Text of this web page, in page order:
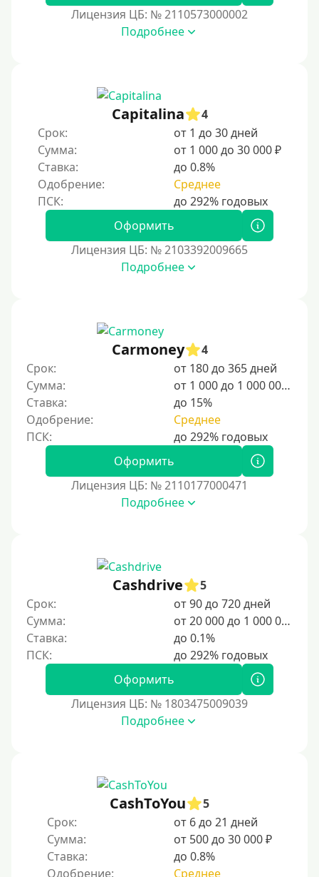
Без упоминания текущего места трудоустройства
Для иностранных граждан
Для иностранных граждан, проживающих в
Для граждан Кыргызстана, проживающих за
рубежом
Для граждан Таджикистана, проживающих за
рубежом
Для граждан Беларуси, прибывающих из-за рубежа
Для иностранных граждан, находящихся в Армении,
важно ознакомиться с местными правилами
пребывания, включая визовые требования, условия
регистрации и возможности трудоустройства. В
Для граждан Узбекистана, проживающих за рубежом
Сумма (рублей)
100 руб
200 руб
300 руб
2500 руб
3000 руб
4000 руб
12000 руб
15000 руб
20000 руб
Лицензия ЦБ: № 2110573000002
Подробнее
Capitalina
4
Срок:
от 1 до 30 дней
Сумма:
от 1 000 до 30 000 ₽
Ставка:
до 0.8%
Одобрение:
Среднее
Оформить
Лицензия ЦБ: № 2103392009665
Подробнее
Carmoney
4
Срок:
от 180 до 365 дней
Сумма:
от 1 000 до 1 000 000 ₽
Ставка:
до 15%
Одобрение:
Среднее
Оформить
Лицензия ЦБ: № 2110177000471
Подробнее
Cashdrive
5
Срок:
от 90 до 720 дней
Сумма:
от 20 000 до 1 000 000 ₽
Ставка:
до 0.1%
Оформить
Лицензия ЦБ: № 1803475009039
Подробнее
CashToYou
5
Срок:
от 6 до 21 дней
Сумма:
от 500 до 30 000 ₽
Ставка:
до 0.8%
Одобрение:
Среднее